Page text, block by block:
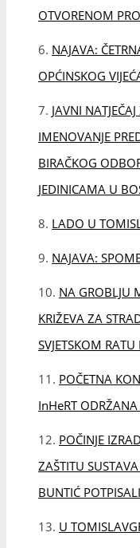
LADO U
NAJAVA:
KRIŽEVA ZA
SVJETSKOM
ZAŠTITU
BUNTIĆ
U
TRADICIJSKE
NARODNOJ
OBAVIJEST O
FEDERALNO
UREĐENJA
NASELJU KOLO I
KONGORI